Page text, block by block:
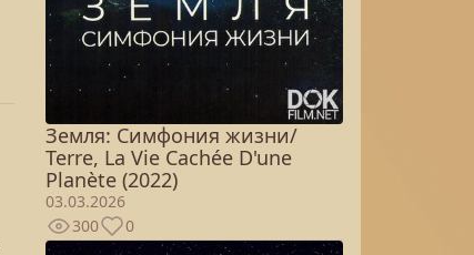
Земля: Симфония жизни/
Terre, La Vie Cachée D'une
Planète (2022)
03.03.2026
300
0